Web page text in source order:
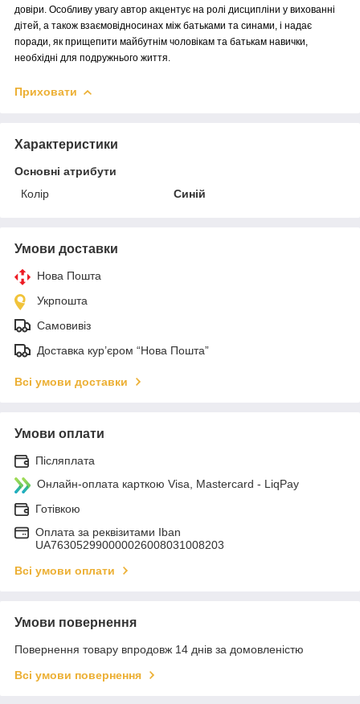
довіри. Особливу увагу автор акцентує на ролі дисципліни у вихованні
дітей, а також взаємовідносинах між батьками та синами, і надає
поради, як прищепити майбутнім чоловікам та батькам навички,
необхідні для подружнього життя.
Приховати
Характеристики
Основні атрибути
Колір
Синій
Умови доставки
Нова Пошта
Укрпошта
Самовивіз
Доставка кур’єром “Нова Пошта”
Всі умови доставки
Умови оплати
Післяплата
Онлайн-оплата карткою Visa, Mastercard - LiqPay
Готівкою
Оплата за реквізитами Iban
UA763052990000026008031008203
Всі умови оплати
Умови повернення
Повернення товару впродовж 14 днів за домовленістю
Всі умови повернення